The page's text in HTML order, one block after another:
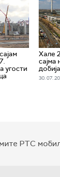
угости
Хале
сајма
30. 07.
РТС